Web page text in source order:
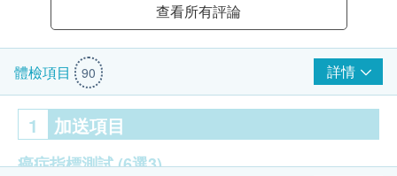
查看所有評論
體檢項目 90 詳情
1 加送項目
癌症指標測試(6選3)